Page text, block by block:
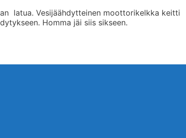
latua. Vesijäähdytteinen moottorikelkka keitti
Homma jäi siis sikseen.